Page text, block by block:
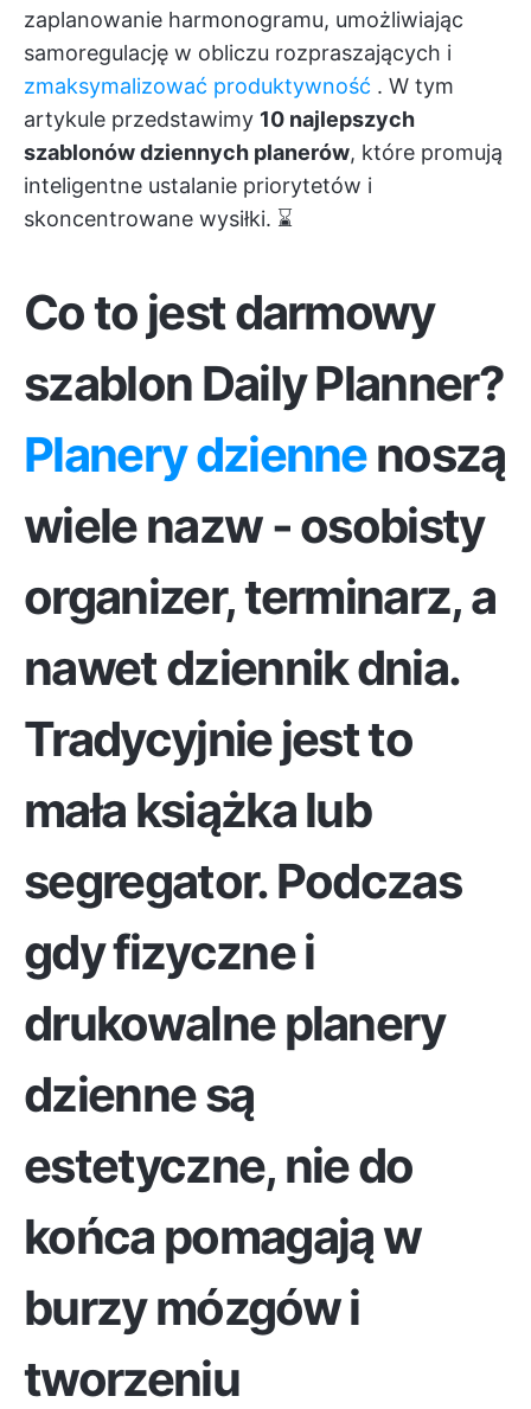
zaplanowanie harmonogramu, umożliwiając
samoregulację w obliczu rozpraszających i
zmaksymalizować produktywność . W tym
artykule przedstawimy 10 najlepszych
szablonów dziennych planerów, które promują
inteligentne ustalanie priorytetów i
skoncentrowane wysiłki. ⌛
Co to jest darmowy
szablon Daily Planner?
Planery dziennenoszą
wiele nazw - osobisty
organizer, terminarz, a
nawet dziennik dnia.
Tradycyjnie jest to
mała książka lub
segregator. Podczas
gdy fizyczne i
drukowalne planery
dzienne są
estetyczne, nie do
końca pomagają w
burzy mózgów i
tworzeniu